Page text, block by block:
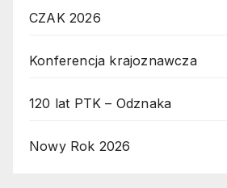
CZAK 2026
Konferencja krajoznawcza
120 lat PTK – Odznaka
Nowy Rok 2026